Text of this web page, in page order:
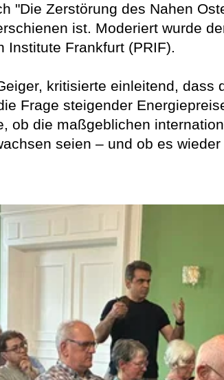
"Die Zerstörung des Nahen
ist. Moderiert wurde
Institute Frankfurt (PRIF).
kritisierte einleitend,
Frage steigender
ob die maßgeblichen
seien – und ob es